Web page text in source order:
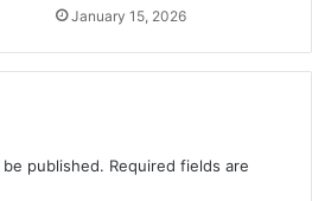
January 15, 2026
published. Required fields are